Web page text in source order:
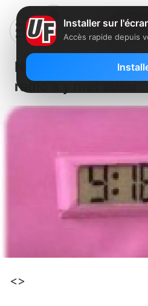
Nouvelle
radio s’y met aussi
<>
Installer sur
Accès rapide depuis